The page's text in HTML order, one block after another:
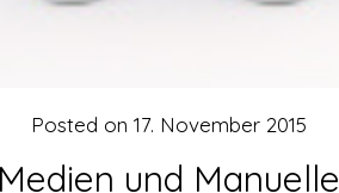
Medien und Manuelle
Posted on 17. November 2015